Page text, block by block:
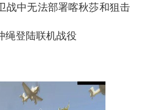
中无法部署喀秋莎和狙击
登陆联机战役